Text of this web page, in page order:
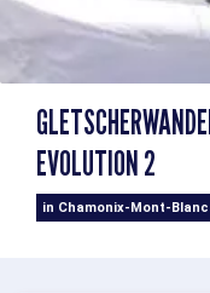
EVOLUTION 2
in Chamonix-Mont-Blanc